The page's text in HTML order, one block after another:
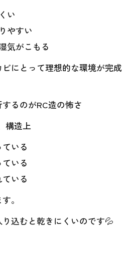
い
やすい
気がこもる
にとって理想的な環境が完成
るのがRC造の怖さ
構造上
いる
いる
いる
。
込むと乾きにくいのです💦